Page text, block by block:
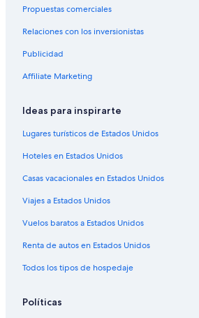
Propuestas comerciales
Relaciones con los inversionistas
Publicidad
Affiliate Marketing
Ideas para inspirarte
Lugares turísticos de Estados Unidos
Hoteles en Estados Unidos
Casas vacacionales en Estados Unidos
Viajes a Estados Unidos
Vuelos baratos a Estados Unidos
Renta de autos en Estados Unidos
Todos los tipos de hospedaje
Políticas